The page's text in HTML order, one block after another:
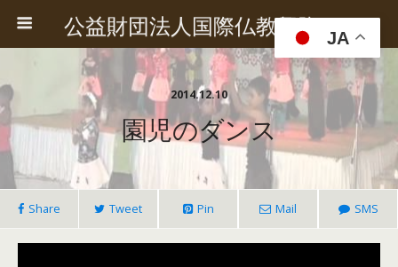
公益財団法人国際仏教興隆協会
2014.12.10
園児のダンス
Share Tweet Pin Mail SMS
JA